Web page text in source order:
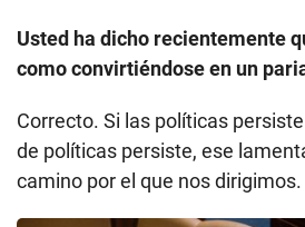
Usted ha dicho recientemente
como convirtiéndose en un
Correcto. Si las políticas
de políticas persiste, ese
camino por el que nos dirigimos.